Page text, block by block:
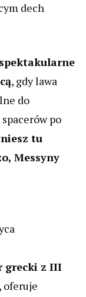
dech
spektakularne
, gdy lawa
do
po
tu
Messyny
grecki z III
oferuje